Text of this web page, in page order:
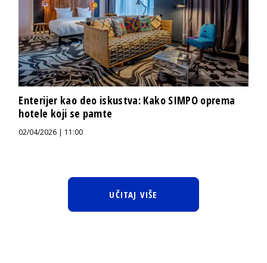
Enterijer kao deo iskustva: Kako SIMPO oprema
hotele koji se pamte
02/04/2026 | 11:00
UČITAJ VIŠE